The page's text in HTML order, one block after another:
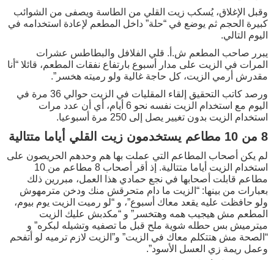
وقبل الإغلاق، يُسكب زيت القلي من الطاسة ويصفى من الشوائب
كبيرة الحجم ثم يوضع في “حلة” داخل المطعم لإعادة استخدامه في
اليوم التالي.
يبرر صاحب المطعم ش.أ. قلي الفلافل والبطاطس عشرات
المرات في الزيت على مدار أسبوع بارتفاع نفقات المطعم، قائلا “أنا
مقدرش أرمي الزيت، كل حاجة غالية ولو رميته هخسر”.
ورصد كاتب التحقيق إلقاء المقليات في الزيت حوالي 36 مرة في
اليوم مع استخدام الزيت نفسه نحو 6 أيام، أي أن عدد مرات
استخدام الزيت بدون تغيير يصل إلى 250 مرة أسبوعيا.
8 من 10 مطاعم يستخدمون زيت القلي أياما متتالية
لم يكن أصحاب المطاعم التي عملت بها هم وحدهم الحريصون على
استخدام الزيت أياما متتالية. إذ أقر أصحاب 8 مطاعم من 10
مطاعم قابلت أصحابها في نجع حمادي هذا العمل، مبررين ذلك
بعبارات من بينها: “الزيت ما دام متحرقش منك ودخن مترمهوش
ولو حافظت عليه يقعد معاك أسبوع”، و “لو رميت الزيت يوم بيوم،
المطعم مش هيجيب همه وهتخسر” و “مكدبش عليك الزيت
ميترميش بس حطله شوية ملح قبل ما تصفيه وتشيله لبكره” و
“الصحة مش هتتكلم معاك في الزيت” و”الزيت لازم ترميه لو أتفحم
وعمل ريمة زي العسل الأسود”.